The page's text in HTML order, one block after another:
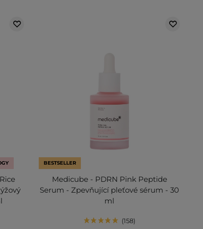
BESTSELLER
Medicube - PDRN Pink Peptide
Serum - Zpevňující pleťové sérum - 30
ml
158